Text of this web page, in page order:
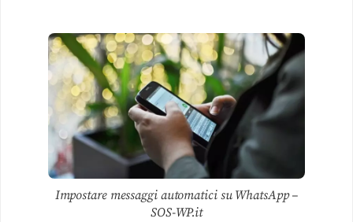
Impostare messaggi automatici su WhatsApp –
SOS-WP.it